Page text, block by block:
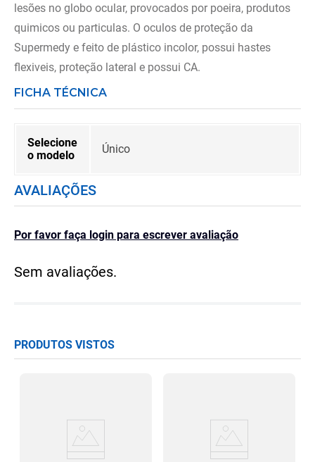
lesões no globo ocular, provocados por poeira, produtos
quimicos ou particulas. O oculos de proteção da
Supermedy e feito de plástico incolor, possui hastes
flexiveis, proteção lateral e possui CA.
FICHA TÉCNICA
Selecione
o modelo
Único
AVALIAÇÕES
Por favor faça login para escrever avaliação
Sem avaliações.
PRODUTOS VISTOS